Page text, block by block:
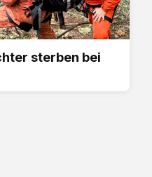
sterben bei